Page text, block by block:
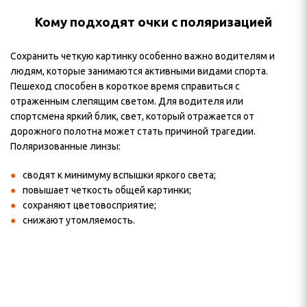
Кому подходят очки с поляризацией
Сохранить четкую картинку особенно важно водителям и
людям, которые занимаются активными видами спорта.
Пешеход способен в короткое время справиться с
отраженным слепящим светом. Для водителя или
спортсмена яркий блик, свет, который отражается от
дорожного полотна может стать причиной трагедии.
Поляризованные линзы:
сводят к минимуму вспышки яркого света;
повышает четкость общей картинки;
сохраняют цветовосприятие;
снижают утомляемость.